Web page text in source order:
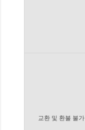
교환 및 환불 불가